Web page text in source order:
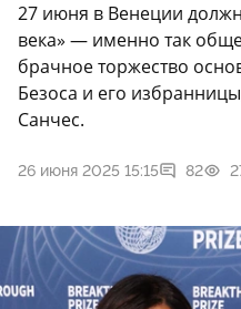
27 июня в Венеции
века» — именно так
брачное торжество
Безоса и его
Санчес.
26 июня 2025 15:15 82